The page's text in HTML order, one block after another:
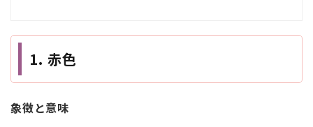
1. 赤色
象徴と意味